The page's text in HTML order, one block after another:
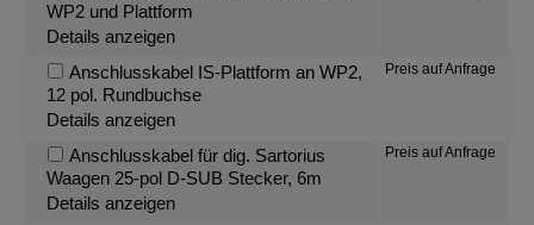
WP2 und Plattform
Details anzeigen
Anschlusskabel IS-Plattform an WP2,
12 pol. Rundbuchse
Details anzeigen
Preis auf Anfrage
Anschlusskabel für dig. Sartorius
Waagen 25-pol D-SUB Stecker, 6m
Details anzeigen
Preis auf Anfrage